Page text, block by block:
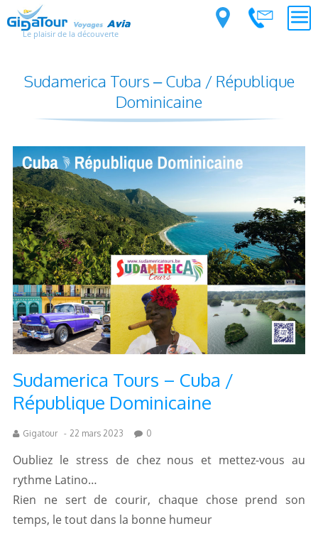
Le plaisir de la découverte
Sudamerica Tours – Cuba / République
Dominicaine
Sudamerica Tours – Cuba /
République Dominicaine
Gigatour - 22 mars 2023 0
Oubliez le stress de chez nous et mettez-vous au
rythme Latino…
Rien ne sert de courir, chaque chose prend son
temps, le tout dans la bonne humeur